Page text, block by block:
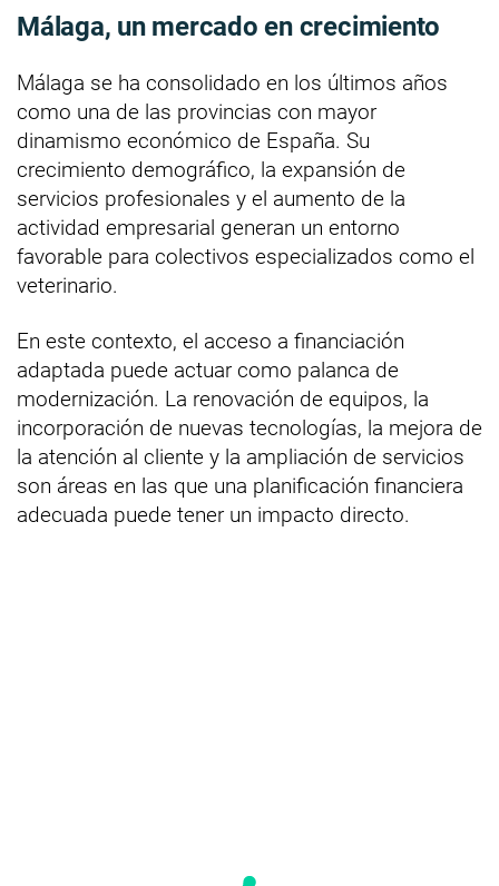
Málaga, un mercado en crecimiento
Málaga se ha consolidado en los últimos años
como una de las provincias con mayor
dinamismo económico de España. Su
crecimiento demográfico, la expansión de
servicios profesionales y el aumento de la
actividad empresarial generan un entorno
favorable para colectivos especializados como el
veterinario.
En este contexto, el acceso a financiación
adaptada puede actuar como palanca de
modernización. La renovación de equipos, la
incorporación de nuevas tecnologías, la mejora de
la atención al cliente y la ampliación de servicios
son áreas en las que una planificación financiera
adecuada puede tener un impacto directo.